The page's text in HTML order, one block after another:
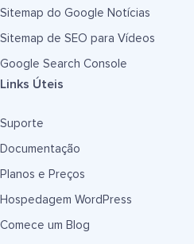
Sitemap do Google Notícias
Sitemap de SEO para Vídeos
Google Search Console
Links Úteis
Suporte
Documentação
Planos e Preços
Hospedagem WordPress
Comece um Blog